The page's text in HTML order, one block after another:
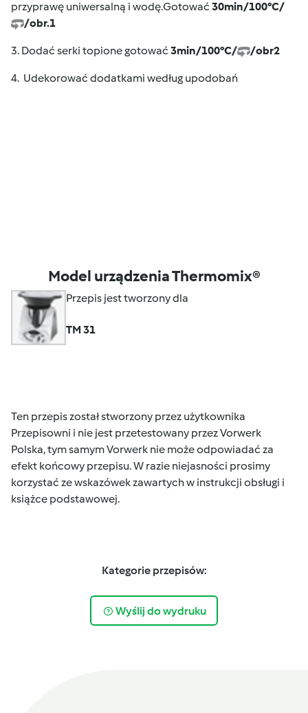
przyprawę uniwersalną i wodę.Gotować 30min/100°C/
/obr.1
3. Dodać serki topione gotować 3min/100°C/ /obr2
4. Udekorować dodatkami według upodobań
Model urządzenia Thermomix®
Przepis jest tworzony dla
TM 31
Ten przepis został stworzony przez użytkownika
Przepisowni i nie jest przetestowany przez Vorwerk
Polska, tym samym Vorwerk nie może odpowiadać za
efekt końcowy przepisu. W razie niejasności prosimy
korzystać ze wskazówek zawartych w instrukcji obsługi i
książce podstawowej.
Kategorie przepisów:
Wyślij do wydruku